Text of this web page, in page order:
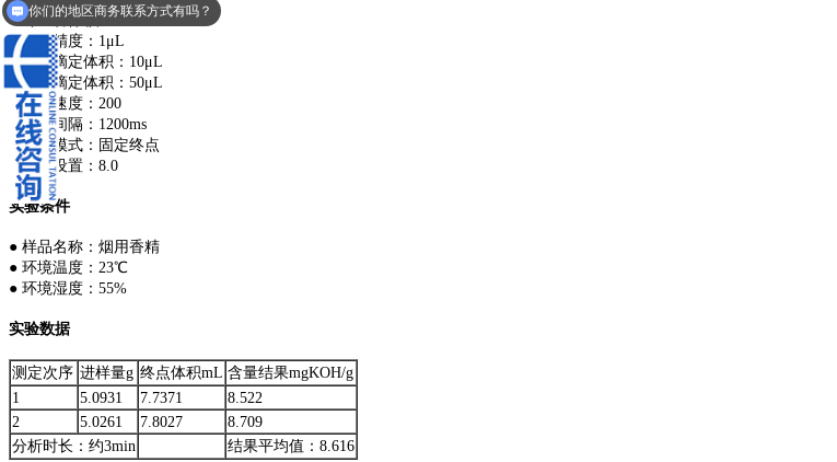
● 计量管体积：20mL
● 控制精度：1μL
● 最小滴定体积：10μL
● 最大滴定体积：50μL
● 搅拌速度：200
● 每滴间隔：1200ms
● 终点模式：固定终点
● 终点设置：8.0
实验条件
● 样品名称：烟用香精
● 环境温度：23℃
● 环境湿度：55%
实验数据
测定次序 进样量g 终点体积mL 含量结果mgKOH/g
1
5.0931 7.7371
8.522
2
5.0261 7.8027
8.709
分析时长：约3min
结果平均值：8.616
你们的商品是30天无理由退换货的吗？